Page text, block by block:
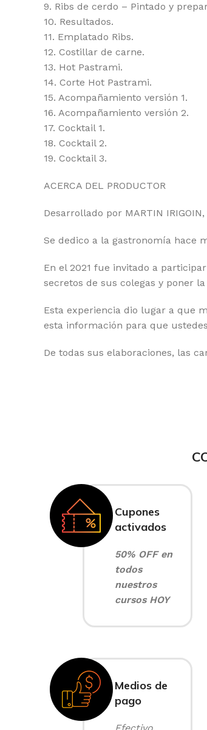
9. Ribs de cerdo – Pintado y
10. Resultados.
11. Emplatado Ribs.
12. Costillar de carne.
13. Hot Pastrami.
14. Corte Hot Pastrami.
15. Acompañamiento versión 1.
16. Acompañamiento versión 2.
17. Cocktail 1.
18. Cocktail 2.
19. Cocktail 3.
ACERCA DEL PRODUCTOR
Desarrollado por MARTIN
Se dedico a la gastronomía hace
En el 2021 fue invitado a
secretos de sus colegas y poner
Esta experiencia dio lugar a que
esta información para que
De todas sus elaboraciones, las
Cupones
activados
50% OFF en
todos
nuestros
cursos HOY
Medios de
pago